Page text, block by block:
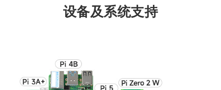
设备及系统支持